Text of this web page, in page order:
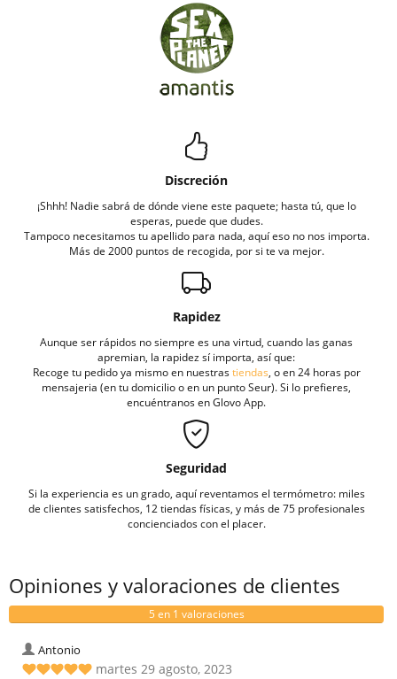
Discreción
¡Shhh! Nadie sabrá de dónde viene este paquete; hasta tú, que lo
esperas, puede que dudes.
Tampoco necesitamos tu apellido para nada, aquí eso no nos importa.
Más de 2000 puntos de recogida, por si te va mejor.
Rapidez
Aunque ser rápidos no siempre es una virtud, cuando las ganas
apremian, la rapidez sí importa, así que:
Recoge tu pedido ya mismo en nuestrastiendas, o en 24 horas por
mensajeria (en tu domicilio o en un punto Seur). Si lo prefieres,
encuéntranos en Glovo App.
Seguridad
Si la experiencia es un grado, aquí reventamos el termómetro: miles
de clientes satisfechos, 12 tiendas físicas, y más de 75 profesionales
concienciados con el placer.
Opiniones y valoraciones de clientes
5 en 1 valoraciones
Antonio
martes 29 agosto, 2023